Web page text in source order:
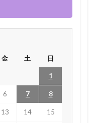
金 土 日
1
6 7 8
13 14 15